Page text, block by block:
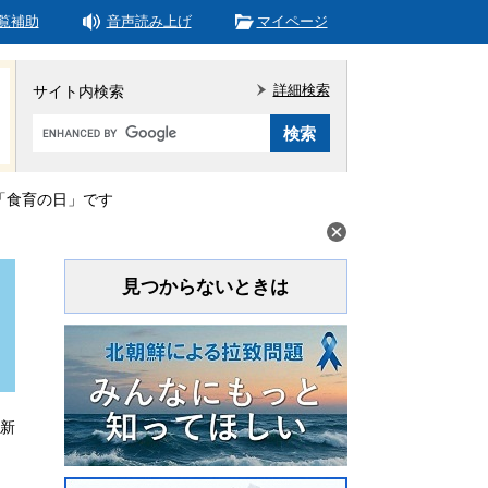
補助 音声読み上げ マイページ
サイト内検索
Google
タ
ム
詳細検索
食育の日」です
見つからないときは